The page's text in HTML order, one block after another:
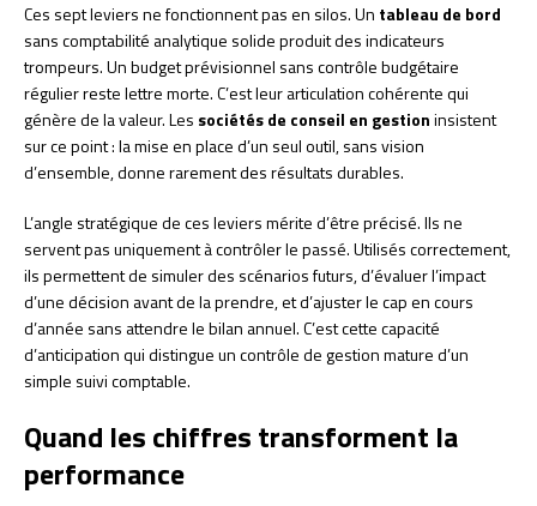
Ces sept leviers ne fonctionnent pas en silos. Un tableau de bord
sans comptabilité analytique solide produit des indicateurs
trompeurs. Un budget prévisionnel sans contrôle budgétaire
régulier reste lettre morte. C’est leur articulation cohérente qui
génère de la valeur. Les sociétés de conseil en gestioninsistent
sur ce point : la mise en place d’un seul outil, sans vision
d’ensemble, donne rarement des résultats durables.
L’angle stratégique de ces leviers mérite d’être précisé. Ils ne
servent pas uniquement à contrôler le passé. Utilisés correctement,
ils permettent de simuler des scénarios futurs, d’évaluer l’impact
d’une décision avant de la prendre, et d’ajuster le cap en cours
d’année sans attendre le bilan annuel. C’est cette capacité
d’anticipation qui distingue un contrôle de gestion mature d’un
simple suivi comptable.
Quand les chiffres transforment la
performance